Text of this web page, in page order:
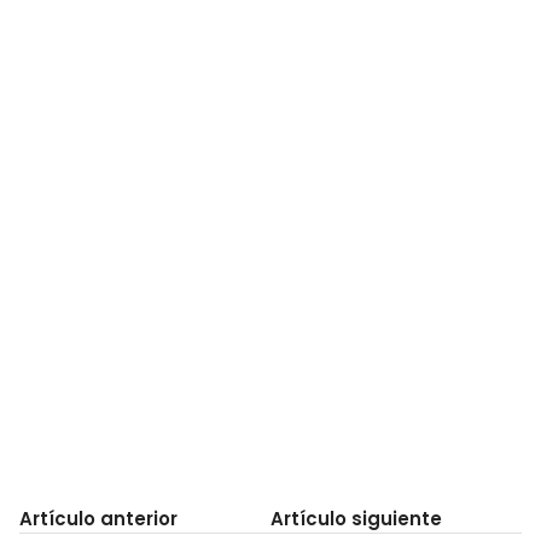
Artículo anterior Artículo siguiente